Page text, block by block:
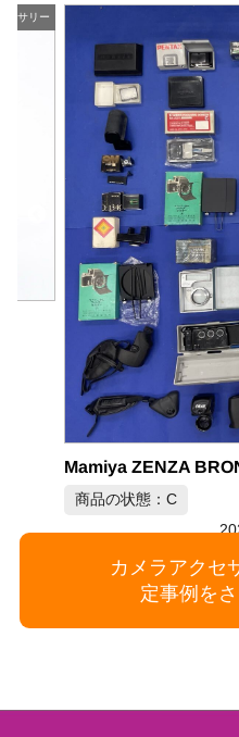
商品の状態：C
2026年
カメラアクセ
定事例を